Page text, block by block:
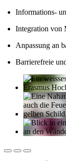
Informations-
Integration von
Anpassung an
Barrierefreie